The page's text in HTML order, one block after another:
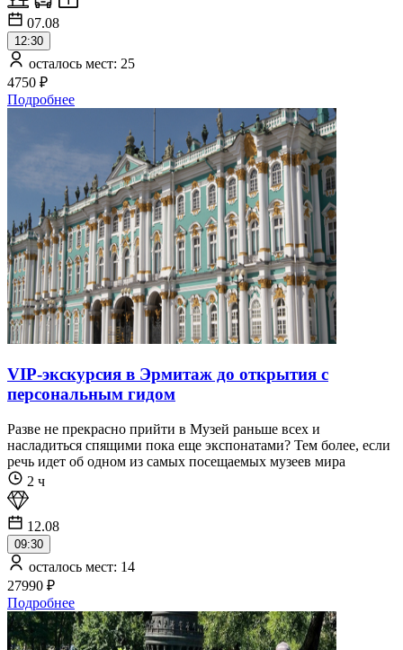
07.08
12:30
осталось мест: 25
4750 ₽
Подробнее
VIP-экскурсия в Эрмитаж до открытия с
персональным гидом
Разве не прекрасно прийти в Музей раньше всех и
насладиться спящими пока еще экспонатами? Тем более, если
речь идет об одном из самых посещаемых музеев мира
2 ч
12.08
09:30
осталось мест: 14
27990 ₽
Подробнее